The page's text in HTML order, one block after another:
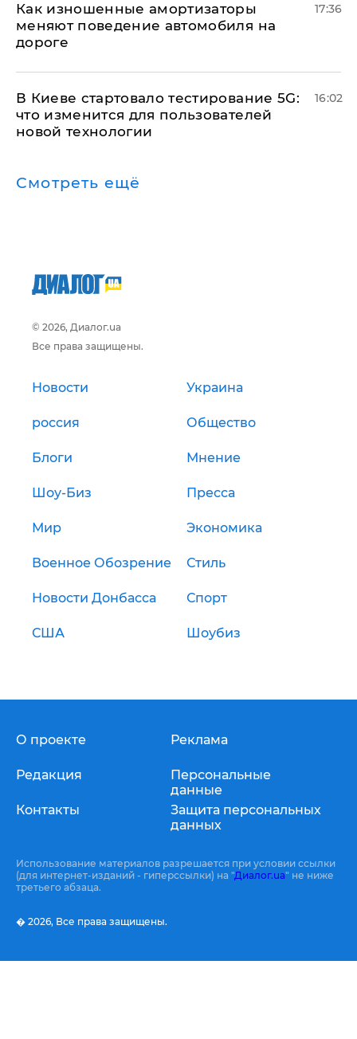
Как изношенные амортизаторы
меняют поведение автомобиля на
дороге
17:36
В Киеве стартовало тестирование 5G:
что изменится для пользователей
новой технологии
16:02
Смотреть ещё
© 2026, Диалог.ua
Все права защищены.
Новости Украина
россия Общество
Блоги Мнение
Шоу-Биз Пресса
Мир Экономика
Военное Обозрение Стиль
Новости Донбасса Спорт
США Шоубиз
О проекте
Редакция
Контакты
Реклама
Персональные
данные
Защита персональных
данных
Использование материалов разрешается при условии ссылки
(для интернет-изданий - гиперссылки) на "Диалог.ua" не ниже
третьего абзаца.
� 2026, Все права защищены.